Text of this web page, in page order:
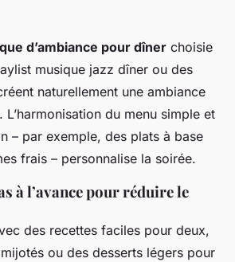
d’ambiance pour dîner choisie
musique jazz dîner ou des
naturellement une ambiance
L’harmonisation du menu simple et
– par exemple, des plats à base
frais – personnalise la soirée.
à l’avance pour réduire le
des recettes faciles pour deux,
ou des desserts légers pour